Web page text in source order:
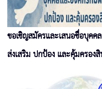
ขอเชิญสมัครและเสนอชื่อบุคค
ส่งเสริม ปกป้อง และคุ้มครอ